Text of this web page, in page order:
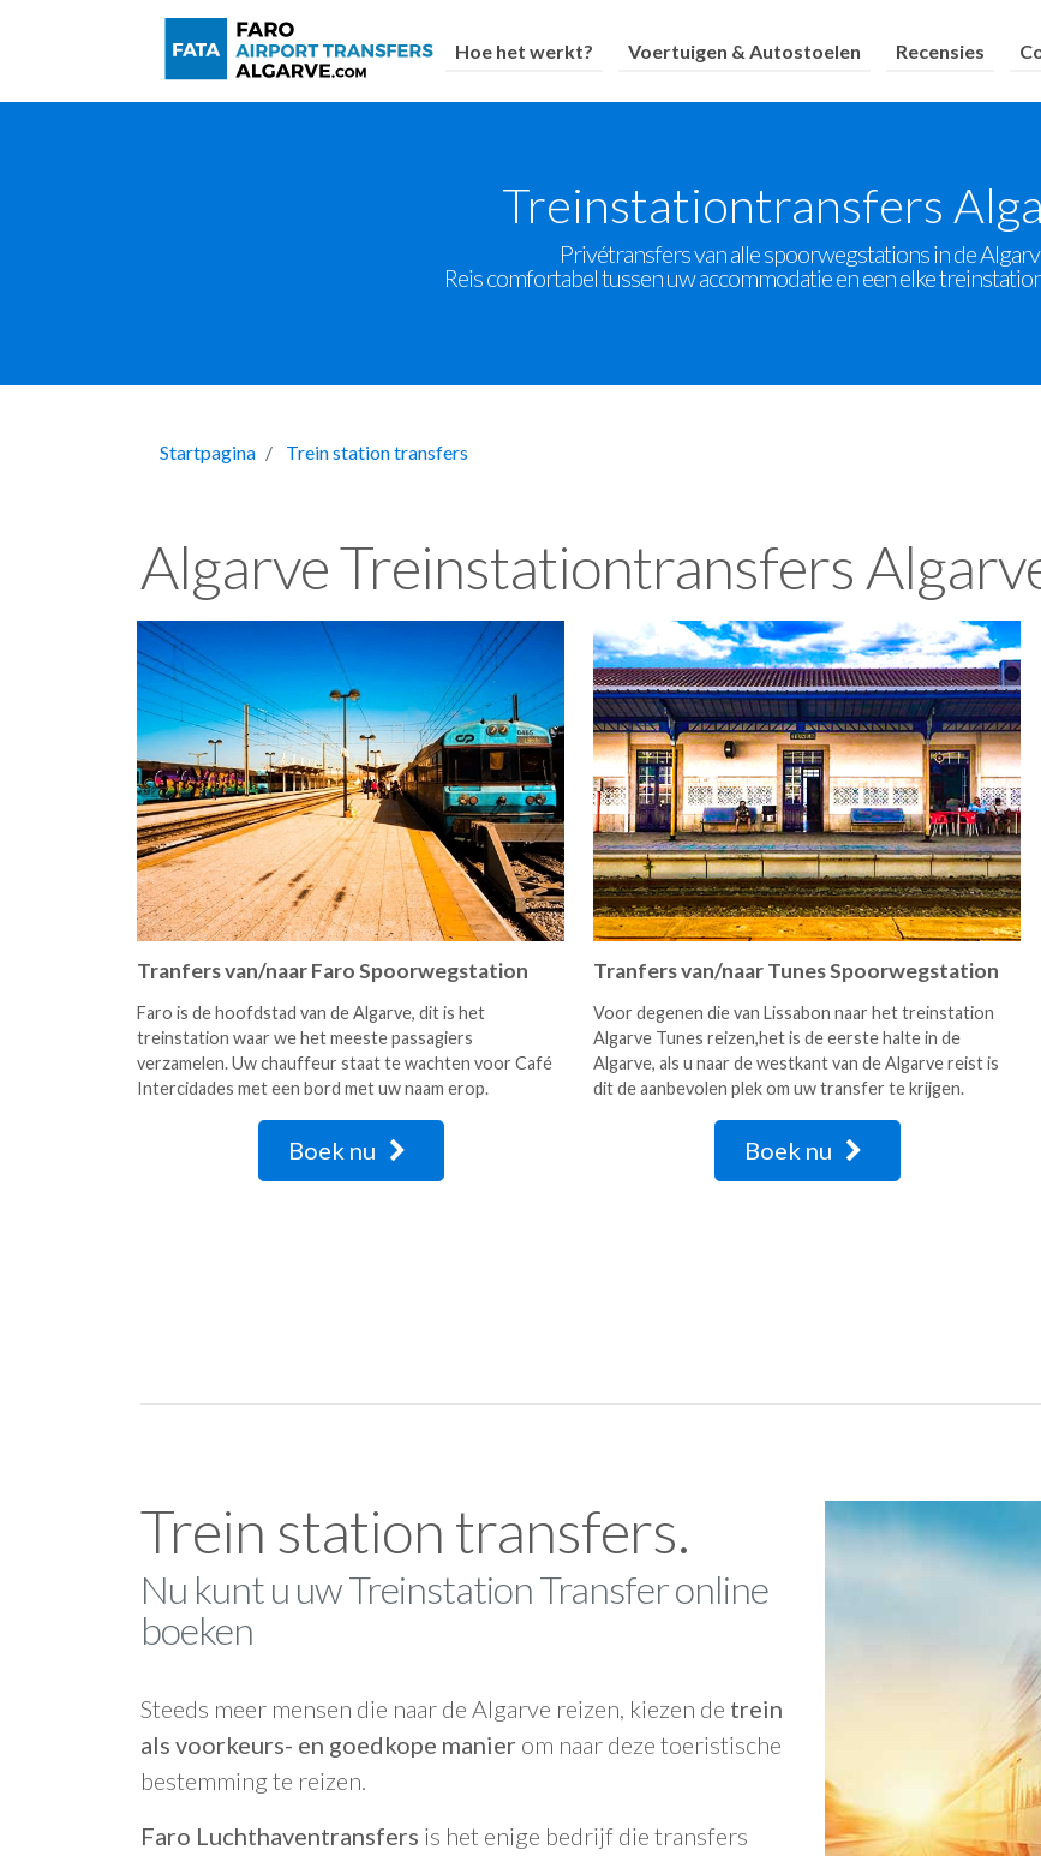
Hoe het werkt? Voertuigen & Autostoelen Recensies
Treinstationtransfers
Privétransfers van alle spoorwegstations in de
Reis comfortabel tussen uw accommodatie en een elke
Startpagina Trein station transfers
Algarve Treinstationtransfers
Tranfers van/naar Faro Spoorwegstation
Faro is de hoofdstad van de Algarve, dit is het
treinstation waar we het meeste passagiers
verzamelen. Uw chauffeur staat te wachten voor Café
Intercidades met een bord met uw naam erop.
Boek nu
Tranfers van/naar Tunes Spoorwegstation
Voor degenen die van Lissabon naar het treinstation
Algarve Tunes reizen,het is de eerste halte in de
Algarve, als u naar de westkant van de Algarve reist is
dit de aanbevolen plek om uw transfer te krijgen.
Boek nu
Trein station transfers.
Nu kunt u uw Treinstation Transfer online
boeken
Steeds meer mensen die naar de Algarve reizen, kiezen de trein
als voorkeurs- en goedkope manier om naar deze toeristische
bestemming te reizen.
Faro Luchthaventransfers is het enige bedrijf die transfers